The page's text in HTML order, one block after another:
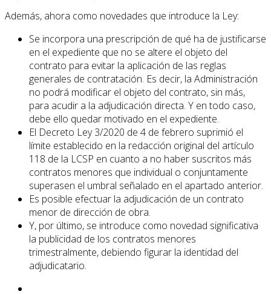
Además, ahora como novedades que introduce la Ley:
Se incorpora una prescripción de qué ha de justificarse
en el expediente que no se altere el objeto del
contrato para evitar la aplicación de las reglas
generales de contratación. Es decir, la Administración
no podrá modificar el objeto del contrato, sin más,
para acudir a la adjudicación directa. Y en todo caso,
debe ello quedar motivado en el expediente.
El Decreto Ley 3/2020 de 4 de febrero suprimió el
límite establecido en la redacción original del artículo
118 de la LCSP en cuanto a no haber suscritos más
contratos menores que individual o conjuntamente
superasen el umbral señalado en el apartado anterior.
Es posible efectuar la adjudicación de un contrato
menor de dirección de obra.
Y, por último, se introduce como novedad significativa
la publicidad de los contratos menores
trimestralmente, debiendo figurar la identidad del
adjudicatario.